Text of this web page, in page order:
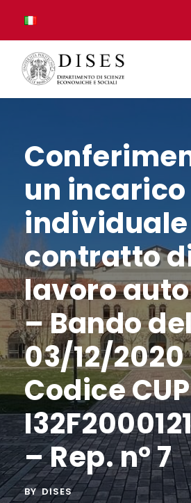
un incarico
contratto
lavoro
– Bando
03/12/
Codice CUP
– Rep. n° 7
BY DISES